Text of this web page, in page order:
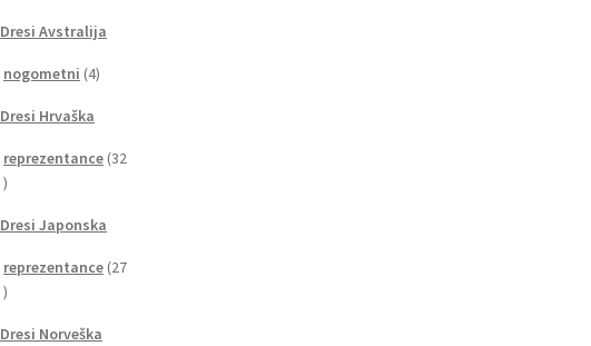
Dresi Avstralija
nogometni 44
Dresi Hrvaška
reprezentance 32
32
Dresi Japonska
reprezentance 27
27
Dresi Norveška